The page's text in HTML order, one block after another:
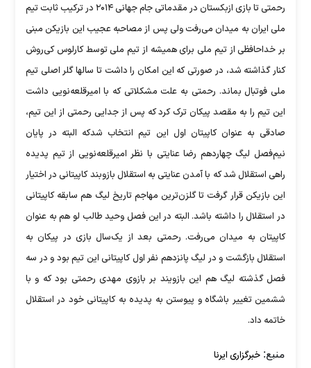
رحمتی تا بازی ازبکستان در مقدماتی جام جهانی ۲۰۱۴ در ترکیب ثابت تیم
ملی ایران به میدان می‌رفت ولی پس از مصاحبه عجیب این بازیکن مبنی
بر خداحافظی از تیم ملی برای همیشه از تیم ملی توسط کارلوس کی‌روش
کنار گذاشته شد، در صورتی که این امکان را داشت تا سالها گلر اصلی تیم
ملی فوتبال بماند. رحمتی به علت مشکلاتی که با امیرقلعه‌نویی داشت
این تیم را به مقصد پیکان ترک کرد که پس از جدایی رحمتی از این تیم،
صادقی به عنوان کاپیتان اول این تیم انتخاب شدکه البته در پایان
نیم‌فصل لیگ چهاردهم رضا عنایتی با نظر امیرقلعه‌نویی از تیم پدیده
راهی استقلال شد که با آمدن عنایتی به استقلال بازوبند کاپیتانی در اختیار
این بازیکن قرار گرفت تا گلزن‌ترین مهاجم تاریخ لیگ هم سابقه کاپیتانی
در استقلال را داشته باشد. البته در این فصل وحید طالب لو هم به عنوان
کاپیتان به میدان می‌رفت. رحمتی بعد از یک‌سال بازی در پیکان به
استقلال بازگشت و در لیگ پانزدهم نفر اول کاپیتانی این تیم بود و در سه
فصل گذشته لیگ هم این بازویند بر بازوی مهدی رحمتی بود که و با
ششمین تغییر باشگاه و پیوستن به پدیده به کاپیتانی خود در استقلال
خاتمه داد.
منبع: خبرگزاری ایرنا